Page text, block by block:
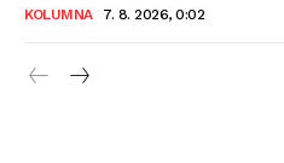
KOLUMNA 7. 8. 2026, 0:02